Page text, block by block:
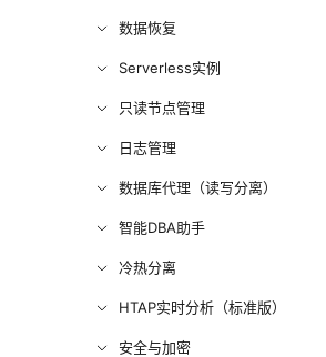
数据恢复
Serverless实例
只读节点管理
日志管理
数据库代理（读写分离）
智能DBA助手
冷热分离
HTAP实时分析（标准版）
安全与加密